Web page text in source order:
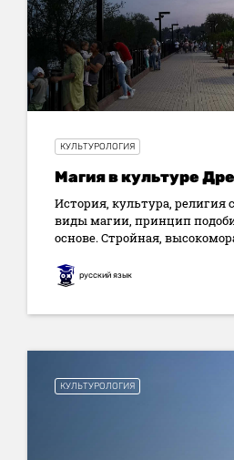
КУЛЬТУРОЛОГИЯ
Магия в культуре
История, культура, религия
виды магии, принцип
основе. Стройная,
русский язык
КУЛЬТУРОЛОГИЯ